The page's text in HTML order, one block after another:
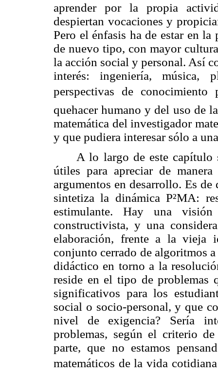
aprender por la propia
despiertan vocaciones y
Pero el énfasis ha de estar en
de nuevo tipo, con mayor
la acción social y personal. Así
interés: ingeniería, música,
perspectivas de conocimiento
quehacer humano y del uso de
matemática del investigador
y que pudiera interesar sólo a
A lo largo de este capítulo
útiles para apreciar de
argumentos en desarrollo. Es
sintetiza la dinámica P²MA:
estimulante. Hay una
constructivista, y una
elaboración, frente a la vieja
conjunto cerrado de algoritmos
didáctico en torno a la
reside en el tipo de problemas
significativos para los
social o socio-personal, y que
nivel de exigencia? Sería
problemas, según el criterio
parte, que no estamos
matemáticos de la vida